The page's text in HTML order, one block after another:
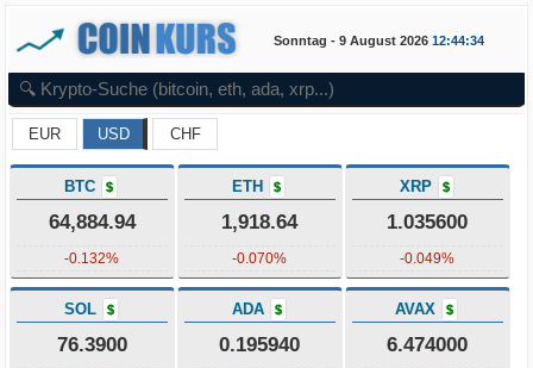
Sonntag - 9 August 2026 12:44:34
EUR USD CHF
BTC $
64,884.94
-0.132%
ETH $
1,918.64
-0.070%
XRP $
1.035600
-0.049%
SOL $
76.3900
ADA $
0.195940
AVAX $
6.474000